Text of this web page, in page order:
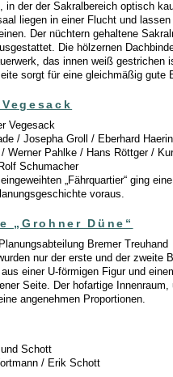
in der der Sakralbereich optisch
liegen in einer Flucht und
Der nüchtern gehaltene
Die hölzernen
das innen weiß gestrichen
sorgt für eine gleichmäßig gute
Vegesack
/ Josepha Groll / Eberhard
Werner Pahlke / Hans Röttger /
Schumacher
„Fährquartier“ ging
voraus.
„Grohner Düne“
Bremer Treuhand
nur der erste und der zweite
einer U-förmigen Figur und
Seite. Der hofartige
angenehmen Proportionen.
Schott
/ Erik Schott